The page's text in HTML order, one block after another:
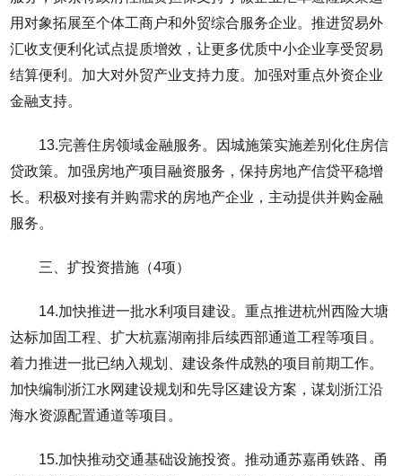
用对象拓展至个体工商户和外贸综合服务企业。推进贸易外
汇收支便利化试点提质增效，让更多优质中小企业享受贸易
结算便利。加大对外贸产业支持力度。加强对重点外资企业
金融支持。
13.完善住房领域金融服务。因城施策实施差别化住房信
贷政策。加强房地产项目融资服务，保持房地产信贷平稳增
长。积极对接有并购需求的房地产企业，主动提供并购金融
服务。
三、扩投资措施（4项）
14.加快推进一批水利项目建设。重点推进杭州西险大塘
达标加固工程、扩大杭嘉湖南排后续西部通道工程等项目。
着力推进一批已纳入规划、建设条件成熟的项目前期工作。
加快编制浙江水网建设规划和先导区建设方案，谋划浙江沿
海水资源配置通道等项目。
15.加快推动交通基础设施投资。推动通苏嘉甬铁路、甬